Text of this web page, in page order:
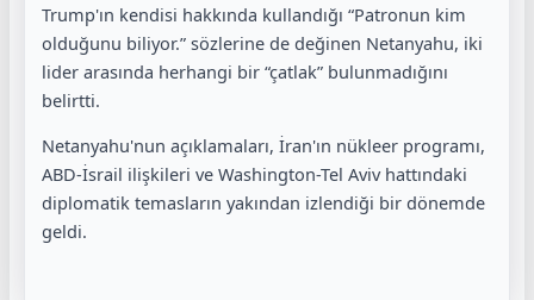
Trump'ın kendisi hakkında kullandığı “Patronun kim
olduğunu biliyor.” sözlerine de değinen Netanyahu, iki
lider arasında herhangi bir “çatlak” bulunmadığını
belirtti.
Netanyahu'nun açıklamaları, İran'ın nükleer programı,
ABD-İsrail ilişkileri ve Washington-Tel Aviv hattındaki
diplomatik temasların yakından izlendiği bir dönemde
geldi.